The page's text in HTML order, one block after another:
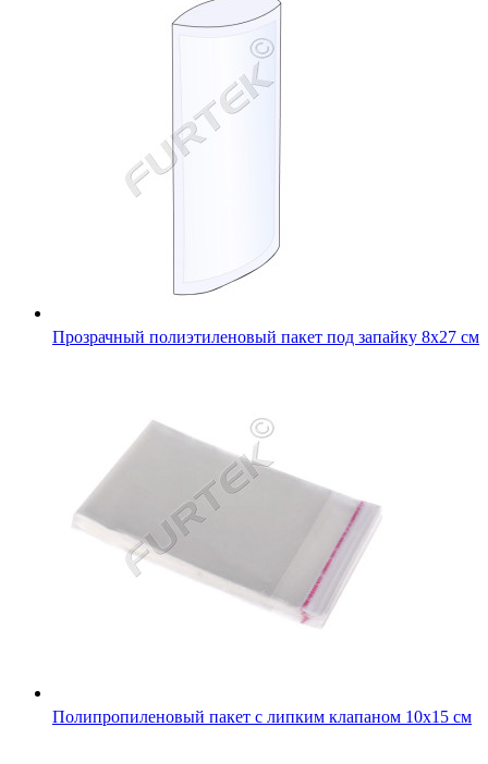
Прозрачный полиэтиленовый пакет под запайку 8х27 см
Полипропиленовый пакет с липким клапаном 10х15 см